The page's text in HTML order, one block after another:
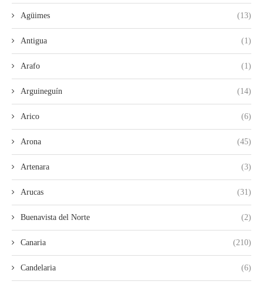
Agüimes (13)
Antigua (1)
Arafo (1)
Arguineguín (14)
Arico (6)
Arona (45)
Artenara (3)
Arucas (31)
Buenavista del Norte (2)
Canaria (210)
Candelaria (6)